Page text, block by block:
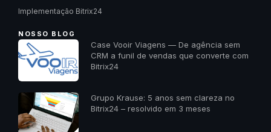
Implementação Bitrix24
NOSSO BLOG
Case Vooir Viagens — De agência sem
CRM a funil de vendas que converte com
Bitrix24
Grupo Krause: 5 anos sem clareza no
Bitrix24 – resolvido em 3 meses